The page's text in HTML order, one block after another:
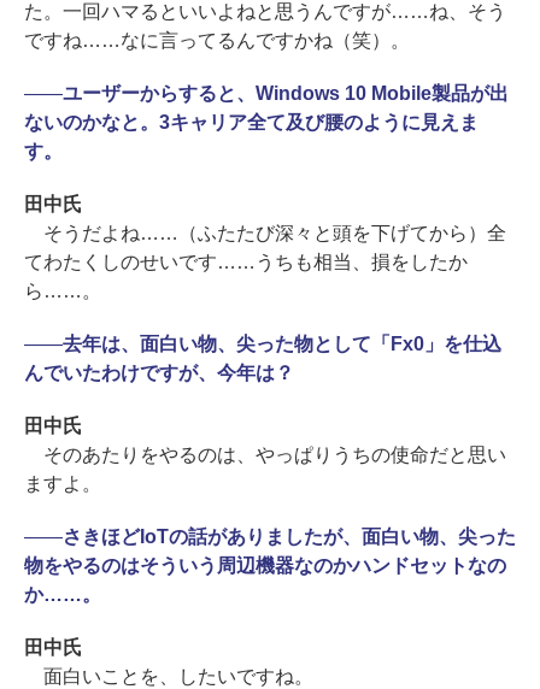
た。一回ハマるといいよねと思うんですが……ね、そう
ですね……なに言ってるんですかね（笑）。
――ユーザーからすると、Windows 10 Mobile製品が出
ないのかなと。3キャリア全て及び腰のように見えま
す。
田中氏
そうだよね……（ふたたび深々と頭を下げてから）全
てわたくしのせいです……うちも相当、損をしたか
ら……。
――去年は、面白い物、尖った物として「Fx0」を仕込
んでいたわけですが、今年は？
田中氏
そのあたりをやるのは、やっぱりうちの使命だと思い
ますよ。
――さきほどIoTの話がありましたが、面白い物、尖った
物をやるのはそういう周辺機器なのかハンドセットなの
か……。
田中氏
面白いことを、したいですね。